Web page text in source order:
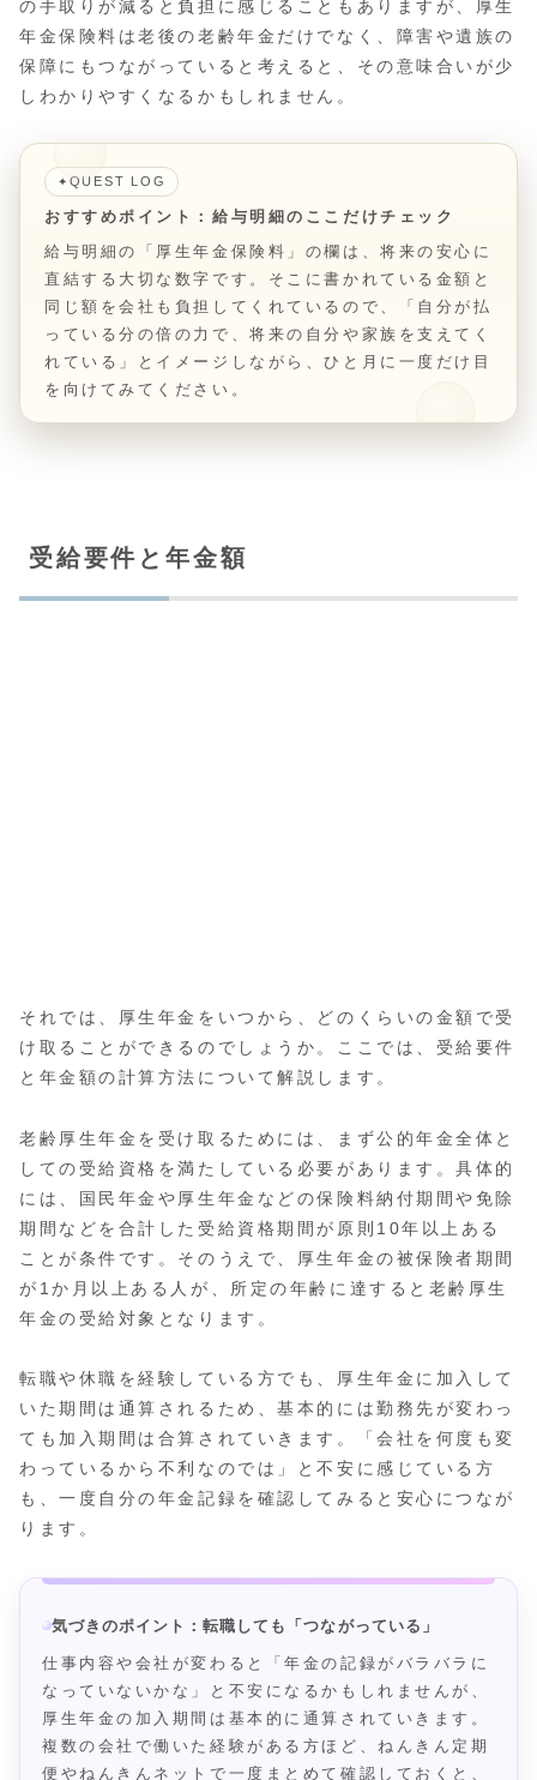
の手取りが減ると負担に感じることもありますが、厚生
年金保険料は老後の老齢年金だけでなく、障害や遺族の
保障にもつながっていると考えると、その意味合いが少
しわかりやすくなるかもしれません。
✦ QUEST LOG
おすすめポイント：給与明細のここだけチェック
給与明細の「厚生年金保険料」の欄は、将来の安心に
直結する大切な数字です。そこに書かれている金額と
同じ額を会社も負担してくれているので、「自分が払
っている分の倍の力で、将来の自分や家族を支えてく
れている」とイメージしながら、ひと月に一度だけ目
を向けてみてください。
受給要件と年金額
それでは、厚生年金をいつから、どのくらいの金額で受
け取ることができるのでしょうか。ここでは、受給要件
と年金額の計算方法について解説します。
老齢厚生年金を受け取るためには、まず公的年金全体と
しての受給資格を満たしている必要があります。具体的
には、国民年金や厚生年金などの保険料納付期間や免除
期間などを合計した受給資格期間が原則10年以上ある
ことが条件です。そのうえで、厚生年金の被保険者期間
が1か月以上ある人が、所定の年齢に達すると老齢厚生
年金の受給対象となります。
転職や休職を経験している方でも、厚生年金に加入して
いた期間は通算されるため、基本的には勤務先が変わっ
ても加入期間は合算されていきます。「会社を何度も変
わっているから不利なのでは」と不安に感じている方
も、一度自分の年金記録を確認してみると安心につなが
ります。
気づきのポイント：転職しても「つながっている」
仕事内容や会社が変わると「年金の記録がバラバラに
なっていないかな」と不安になるかもしれませんが、
厚生年金の加入期間は基本的に通算されていきます。
複数の会社で働いた経験がある方ほど、ねんきん定期
便やねんきんネットで一度まとめて確認しておくと、